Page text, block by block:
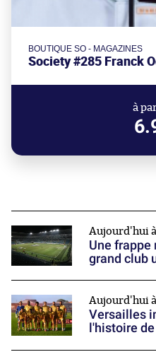
BOUTIQUE SO - MAGAZINES
Society #285 Franck
à
Aujourd'hui à
Une frappe
grand club
Aujourd'hui à
Versailles
l'histoire